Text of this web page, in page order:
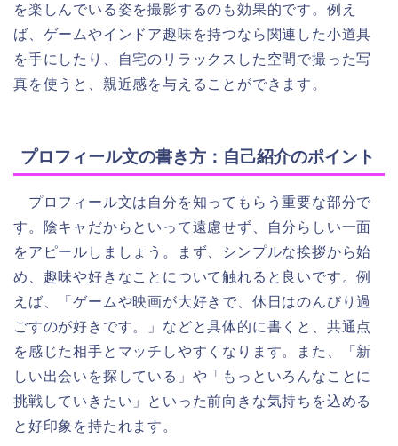
を楽しんでいる姿を撮影するのも効果的です。例え
ば、ゲームやインドア趣味を持つなら関連した小道具
を手にしたり、自宅のリラックスした空間で撮った写
真を使うと、親近感を与えることができます。
プロフィール文の書き方：自己紹介のポイント
プロフィール文は自分を知ってもらう重要な部分で
す。陰キャだからといって遠慮せず、自分らしい一面
をアピールしましょう。まず、シンプルな挨拶から始
め、趣味や好きなことについて触れると良いです。例
えば、「ゲームや映画が大好きで、休日はのんびり過
ごすのが好きです。」などと具体的に書くと、共通点
を感じた相手とマッチしやすくなります。また、「新
しい出会いを探している」や「もっといろんなことに
挑戦していきたい」といった前向きな気持ちを込める
と好印象を持たれます。